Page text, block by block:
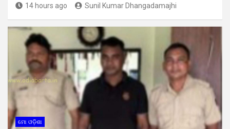
14 hours ago Sunil Kumar Dhangadamajhi
ମୋ ଓଡ଼ିଶା